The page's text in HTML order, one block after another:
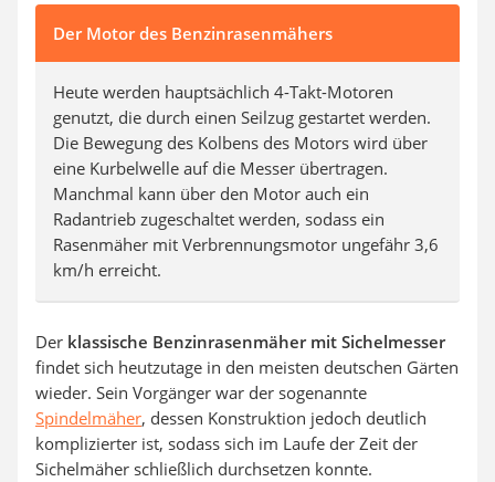
Der Motor des Benzinrasenmähers
Heute werden hauptsächlich 4-Takt-Motoren
genutzt, die durch einen Seilzug gestartet werden.
Die Bewegung des Kolbens des Motors wird über
eine Kurbelwelle auf die Messer übertragen.
Manchmal kann über den Motor auch ein
Radantrieb zugeschaltet werden, sodass ein
Rasenmäher mit Verbrennungsmotor ungefähr 3,6
km/h erreicht.
Der klassische Benzinrasenmäher mit Sichelmesser
findet sich heutzutage in den meisten deutschen Gärten
wieder. Sein Vorgänger war der sogenannte
Spindelmäher, dessen Konstruktion jedoch deutlich
komplizierter ist, sodass sich im Laufe der Zeit der
Sichelmäher schließlich durchsetzen konnte.